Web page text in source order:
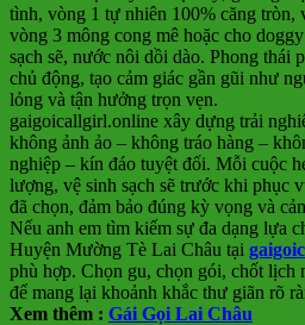
tình, vòng 1 tự nhiên 100% căng tròn,
vòng 3 mông cong mê hoặc cho
sạch sẽ, nước nôi dồi dào. Phong thái
chủ động, tạo cảm giác gần gũi như
lỏng và tận hưởng trọn vẹn.
gaigoicallgirl.online xây dựng trải
không ảnh ảo – không tráo hàng –
nghiệp – kín đáo tuyệt đối. Mỗi cuộc
lượng, vệ sinh sạch sẽ trước khi phục
đã chọn, đảm bảo đúng kỳ vọng và
Nếu anh em tìm kiếm sự đa dạng lựa
Huyện Mường Tè Lai Châu tại
phù hợp. Chọn gu, chọn gói, chốt
để mang lại khoảnh khắc thư giãn rõ
Xem thêm : Gái Gọi Lai Châu